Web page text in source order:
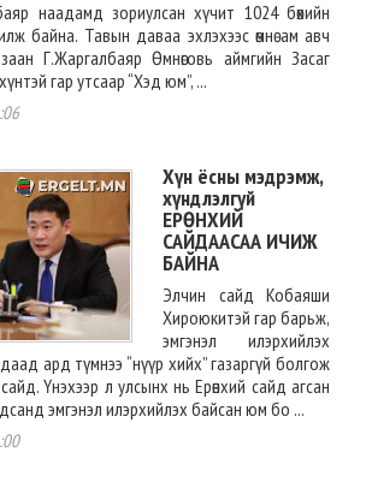
наадамд зориулсан хүчит 1024 бөхийн
байна. Тавын даваа эхлэхээс өмнө ам авч
Г.Жаргалбаяр Өмнөговь аймгийн Засаг
гар утсаар “Хэд юм”, ...
Хүн ёсны мэдрэмж,
хүндлэлгүй
ЕРӨНХИЙ
САЙДААСАА ИЧИЖ
БАЙНА
Элчин сайд Кобаяши
Хироюкитэй гар барьж,
эмгэнэл илэрхийлэх
ард түмнээ “нүүр хийх” газаргүй болгож
Үнэхээр л улсынх нь Ерөнхий сайд агсан
эмгэнэл илэрхийлэх байсан юм бо ...